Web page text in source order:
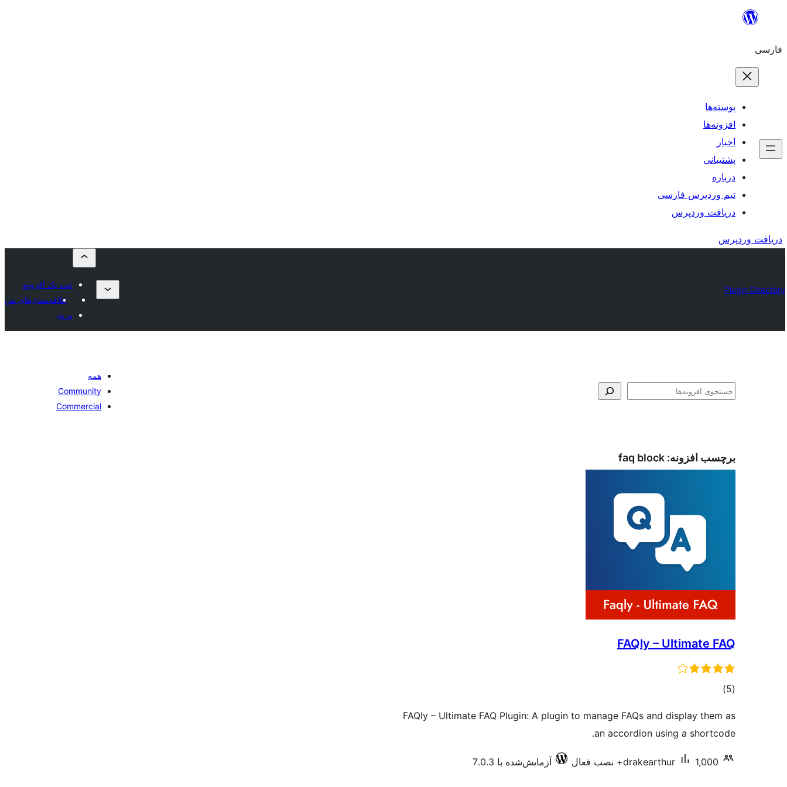
محتوا
فارسی
پوسته‌ها
افزونه‌ها
اخبار
پشتیبانی
درباره
تیم وردپرس فارسی
دریافت وردپرس
دریافت وردپرس
Plugin Directory
ثبت یک افزونه
علاقه‌مندی‌های من
ورود
جستجو
همه
Community
Commercial
برچسب افزونه: faq block
FAQly – Ultimate FAQ
(5 مجموع)
FAQly – Ultimate FAQ Plugin: A plugin to manage FAQs and display them as
an accordion using a shortcode.
drakearthur 1,000+ نصب فعال آزمایش‌شده با 7.0.3